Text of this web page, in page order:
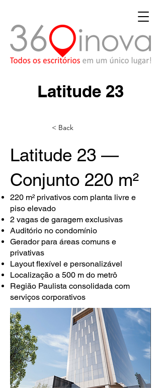
Latitude 23
< Back
Latitude 23 —
Conjunto 220 m²
220 m² privativos com planta livre e
piso elevado
2 vagas de garagem exclusivas
Auditório no condomínio
Gerador para áreas comuns e
privativas
Layout flexível e personalizável
Localização a 500 m do metrô
Região Paulista consolidada com
serviços corporativos